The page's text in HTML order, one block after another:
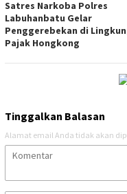
Satres Narkoba Polres
Labuhanbatu Gelar
Penggerebekan di
Pajak Hongkong
Tinggalkan Balasan
Alamat email Anda tidak akan